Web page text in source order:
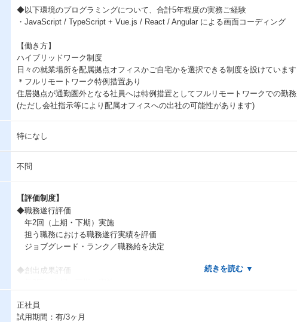
◆以下環境のプログラミングについて、合計5年程度の実務ご経験
・JavaScript / TypeScript + Vue.js / React / Angular による画面コーディング
【働き方】
ハイブリッドワーク制度
日々の就業場所を配属拠点オフィスかご自宅かを選択できる制度を設けています
＊フルリモートワーク特例措置あり
住居拠点が通勤圏外となる社員へは特例措置としてフルリモートワークでの勤
(ただし会社指示等により配属オフィスへの出社の可能性があります)
特になし
不問
【評価制度】
◆職務遂行評価
年2回（上期・下期）実施
担う職務における職務遂行実績を評価
ジョブグレード・ランク／職務給を決定
◆創出成果評価
賞与支給額を決定
正社員
試用期間：有/3ヶ月